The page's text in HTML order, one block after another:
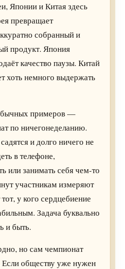
Японии и Китая здесь
превращает
собранный и
продукт. Япония
качество паузы. Китай
хоть немного выдержать
примеров —
по ничегонеделанию.
и долго ничего не
в телефоне,
или занимать себя чем-то
участникам измеряют
у кого сердцебиение
Задача буквально
и быть.
но сам чемпионат
Если обществу уже нужен